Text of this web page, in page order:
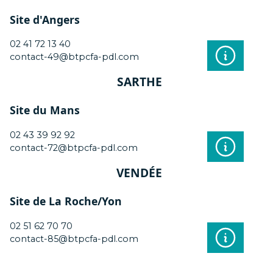
Site d'Angers
02 41 72 13 40
contact-49@btpcfa-pdl.com
SARTHE
Site du Mans
02 43 39 92 92
contact-72@btpcfa-pdl.com
VENDÉE
Site de La Roche/Yon
02 51 62 70 70
contact-85@btpcfa-pdl.com